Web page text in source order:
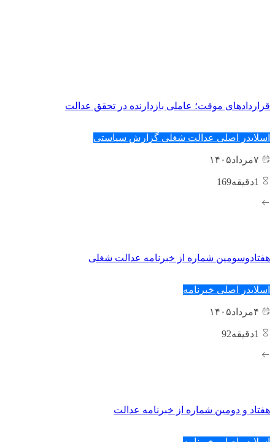
قراردادهای موقت؛ عاملی بازدارنده در تحقق عدالت
اسلایدر اصلی عدالت شغلی گزارش سیاستی
۷مرداد۱۴۰۵
دقیقه169
هفتادوسومین شماره از خبرنامه عدالت شغلی
اسلایدر اصلی خبرنامه
۴مرداد۱۴۰۵
دقیقه92
هفتاد و دومین شماره از خبرنامه عدالت